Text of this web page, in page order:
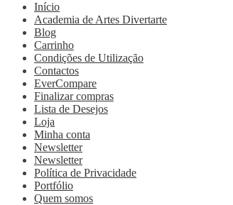
Início
Academia de Artes Divertarte
Blog
Carrinho
Condições de Utilização
Contactos
EverCompare
Finalizar compras
Lista de Desejos
Loja
Minha conta
Newsletter
Newsletter
Política de Privacidade
Portfólio
Quem somos